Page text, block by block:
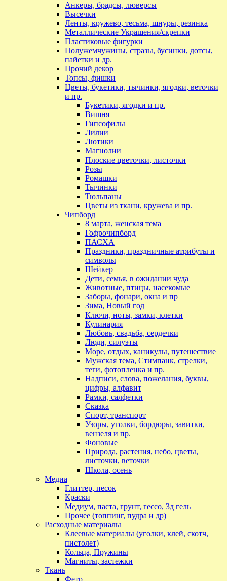
Анкеры, брадсы, люверсы
Высечки
Ленты, кружево, тесьма, шнуры, резинка
Металлические Украшения/скрепки
Пластиковые фигурки
Полужемчужины, стразы, бусинки, дотсы,
пайетки и др.
Прочий декор
Топсы, фишки
Цветы, букетики, тычинки, ягодки, веточки
и пр.
Букетики, ягодки и пр.
Вишня
Гипсофилы
Лилии
Лютики
Магнолии
Плоские цветочки, листочки
Розы
Ромашки
Тычинки
Тюльпаны
Цветы из ткани, кружева и пр.
Чипборд
8 марта, женская тема
Гофрочипборд
ПАСХА
Праздники, праздничные атрибуты и
символы
Шейкер
Дети, семья, в ожидании чуда
Животные, птицы, насекомые
Заборы, фонари, окна и пр
Зима, Новый год
Ключи, ноты, замки, клетки
Кулинария
Любовь, свадьба, сердечки
Люди, силуэты
Море, отдых, каникулы, путешествие
Мужская тема, Стимпанк, стрелки,
теги, фотопленка и пр.
Надписи, слова, пожелания, буквы,
цифры, алфавит
Рамки, салфетки
Сказка
Спорт, транспорт
Узоры, уголки, бордюры, завитки,
вензеля и пр.
Фоновые
Природа, растения, небо, цветы,
листочки, веточки
Школа, осень
Медиа
Глиттер, песок
Краски
Медиум, паста, грунт, гессо, 3д гель
Прочее (топпинг, пудра и др)
Расходные материалы
Клеевые материалы (уголки, клей, скотч,
пистолет)
Кольца, Пружины
Магниты, застежки
Ткань
Фетр